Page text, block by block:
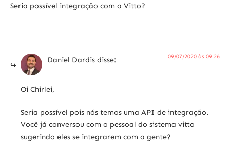
Seria possível integração com a Vitto?
Daniel Dardis disse: 09/07/2020 às 09:26
Oi Chirlei,
Seria possível pois nós temos uma API de integração.
Você já conversou com o pessoal do sistema vitto
sugerindo eles se integrarem com a gente?